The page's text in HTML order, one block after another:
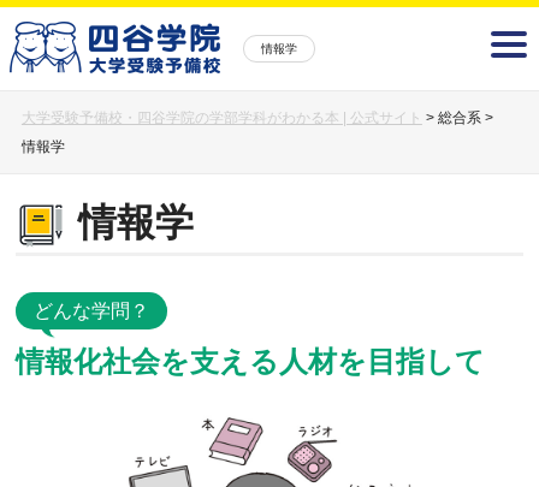
情報学
大学受験予備校・四谷学院の学部学科がわかる本 | 公式サイト > 総合系>
情報学
情報学
どんな学問？
情報化社会を支える人材を目指して